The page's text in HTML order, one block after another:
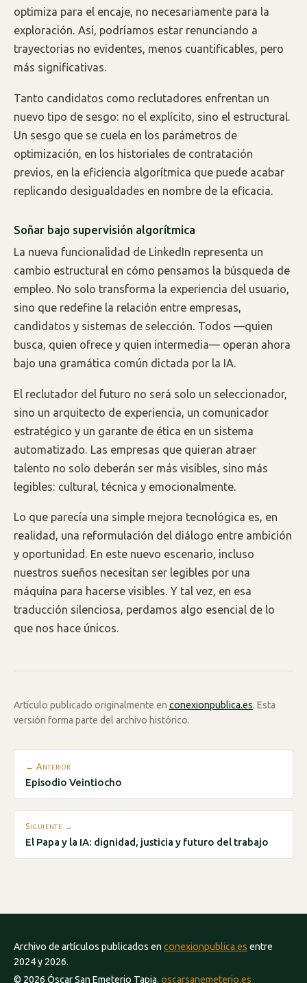
optimiza para el encaje, no necesariamente para la
exploración. Así, podríamos estar renunciando a
trayectorias no evidentes, menos cuantificables, pero
más significativas.
Tanto candidatos como reclutadores enfrentan un
nuevo tipo de sesgo: no el explícito, sino el estructural.
Un sesgo que se cuela en los parámetros de
optimización, en los historiales de contratación
previos, en la eficiencia algorítmica que puede acabar
replicando desigualdades en nombre de la eficacia.
Soñar bajo supervisión algorítmica
La nueva funcionalidad de LinkedIn representa un
cambio estructural en cómo pensamos la búsqueda de
empleo. No solo transforma la experiencia del usuario,
sino que redefine la relación entre empresas,
candidatos y sistemas de selección. Todos —quien
busca, quien ofrece y quien intermedia— operan ahora
bajo una gramática común dictada por la IA.
El reclutador del futuro no será solo un seleccionador,
sino un arquitecto de experiencia, un comunicador
estratégico y un garante de ética en un sistema
automatizado. Las empresas que quieran atraer
talento no solo deberán ser más visibles, sino más
legibles: cultural, técnica y emocionalmente.
Lo que parecía una simple mejora tecnológica es, en
realidad, una reformulación del diálogo entre ambición
y oportunidad. En este nuevo escenario, incluso
nuestros sueños necesitan ser legibles por una
máquina para hacerse visibles. Y tal vez, en esa
traducción silenciosa, perdamos algo esencial de lo
que nos hace únicos.
Artículo publicado originalmente en conexionpublica.es. Esta
versión forma parte del archivo histórico.
← Anterior
Episodio Veintiocho
Siguiente →
El Papa y la IA: dignidad, justicia y futuro del trabajo
Archivo de artículos publicados en conexionpublica.es entre
2024 y 2026.
© 2026 Óscar San Emeterio Tapia. oscarsanemeterio.es